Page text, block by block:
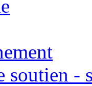
soutien -